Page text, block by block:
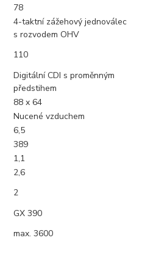
78
4-taktní zážehový jednoválec
s rozvodem OHV
110
Digitální CDI s proměnným
předstihem
88 x 64
Nucené vzduchem
6,5
389
1,1
2,6
2
GX 390
max. 3600